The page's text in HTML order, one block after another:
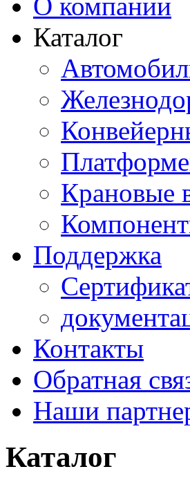
Каталог
Крановые
Поддержка
Контакты
Обратная
Наши
Каталог